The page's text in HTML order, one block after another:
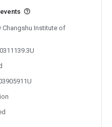
Institute of